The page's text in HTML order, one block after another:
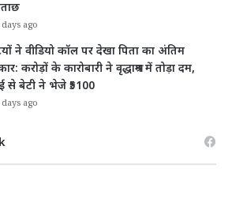
days ago
ने वीडियो कॉल पर देखा पिता का अंतिम
करोड़ों के कारोबारी ने वृद्धाश्रम में तोड़ा दम,
से बेटी ने भेजे ₹5100
days ago